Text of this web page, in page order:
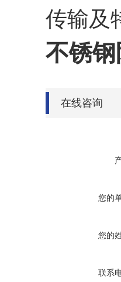
传输及
不锈钢
在线咨询
您的
您的
联系